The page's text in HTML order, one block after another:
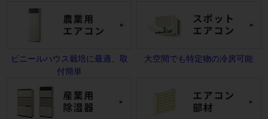
ビニールハウス栽培に最適、取
付簡単
大空間でも特定物の冷房可能